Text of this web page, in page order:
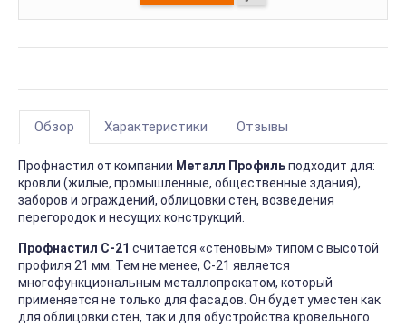
Обзор Характеристики Отзывы
Профнастил от компании Металл Профильподходит для:
кровли (жилые, промышленные, общественные здания),
заборов и ограждений, облицовки стен, возведения
перегородок и несущих конструкций.
Профнастил С-21 считается «стеновым» типом с высотой
профиля 21 мм. Тем не менее, С-21 является
многофункциональным металлопрокатом, который
применяется не только для фасадов. Он будет уместен как
для облицовки стен, так и для обустройства кровельного